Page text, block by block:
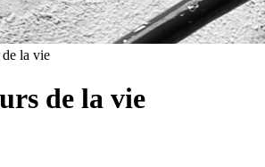
la vie
de la vie